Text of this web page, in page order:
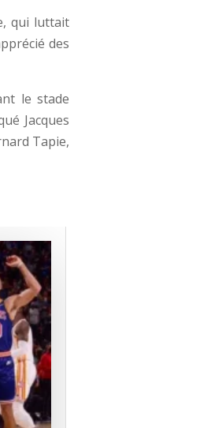
qui luttait
des
le stade
Jacques
Tapie,